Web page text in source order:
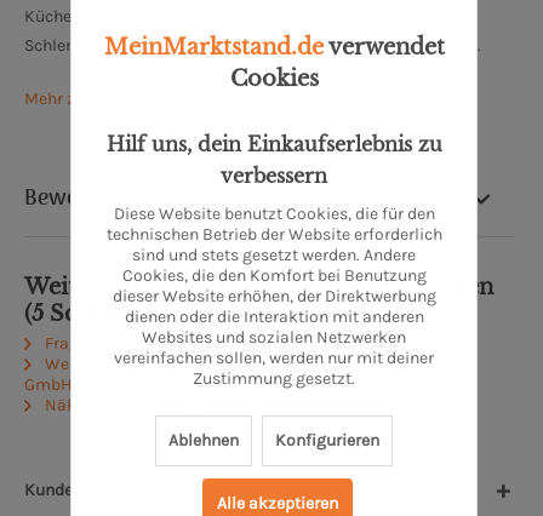
Küchenerzeugnissen. Traditionelle und moderne
Schlemmerküchenqualität findet man hier zu fairen Preisen.
Mehr zu Meerpohl Spezialitäten-Fleischerei
Bewertung
Weiterführende Links zu "Bauernschinken
(5 Scheiben)"
Fragen zum Artikel?
Weitere Artikel von MEERPOHL Spezialitäten-Fleischerei
GmbH
Näheres zum Produzenten
Kunden kauften auch
MeinMarktstand.deverwendet
Cookies
Hilf uns, dein Einkaufserlebnis zu
verbessern
Diese Website benutzt Cookies, die für den
technischen Betrieb der Website erforderlich
sind und stets gesetzt werden. Andere
Cookies, die den Komfort bei Benutzung
dieser Website erhöhen, der Direktwerbung
dienen oder die Interaktion mit anderen
Websites und sozialen Netzwerken
vereinfachen sollen, werden nur mit deiner
Zustimmung gesetzt.
Ablehnen Konfigurieren
Alle akzeptieren